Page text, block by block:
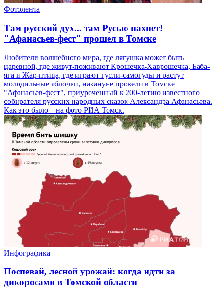
Фотолента
Там русский дух... там Русью пахнет!
"Афанасьев-фест" прошел в Томске
Любители волшебного мира, где лягушка может быть
царевной, где живут-поживают Крошечка-Хаврошечка, Баба-
яга и Жар-птица, где играют гусли-самогуды и растут
молодильные яблочки, накануне провели в Томске
"Афанасьев-фест", приуроченный к 200-летию известного
собирателя русских народных сказок Александра Афанасьева.
Как это было – на фото РИА Томск.
Инфографика
Поспевай, лесной урожай: когда идти за
дикоросами в Томской области